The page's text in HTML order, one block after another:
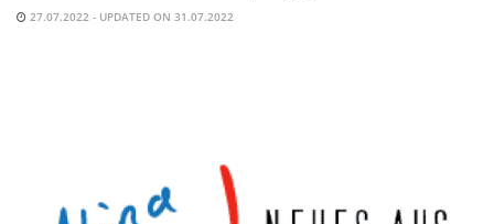
27.07.2022 - UPDATED ON 31.07.2022